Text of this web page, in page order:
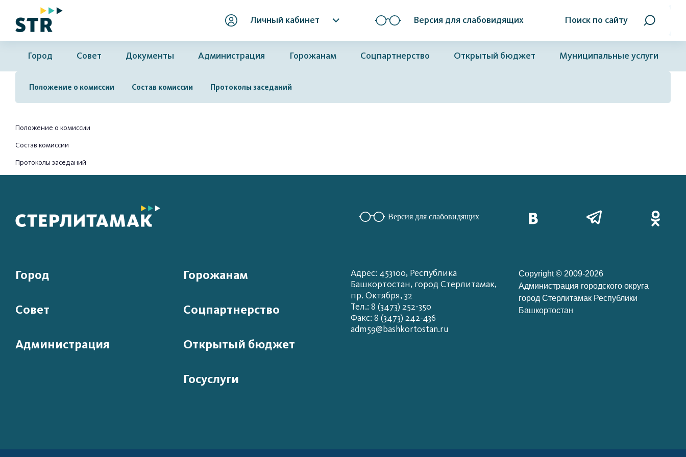
Личный кабинет Версия для слабовидящих Поиск по сайту
Город Совет Документы Администрация Горожанам Соцпартнерство Открытый бюджет Муниципальные услуги
Положение о комиссии Состав комиссии Протоколы заседаний
Положение о комиссии
Состав комиссии
Протоколы заседаний
Версия для слабовидящих
Город
Совет
Администрация
Горожанам
Соцпартнерство
Открытый бюджет
Госуслуги
Адрес: 453100, Республика
Башкортостан, город Стерлитамак,
пр. Октября, 32
Тел.: 8 (3473) 252-350
Факс: 8 (3473) 242-436
adm59@bashkortostan.ru
Copyright © 2009-2026
Администрация городского округа
город Стерлитамак Республики
Башкортостан